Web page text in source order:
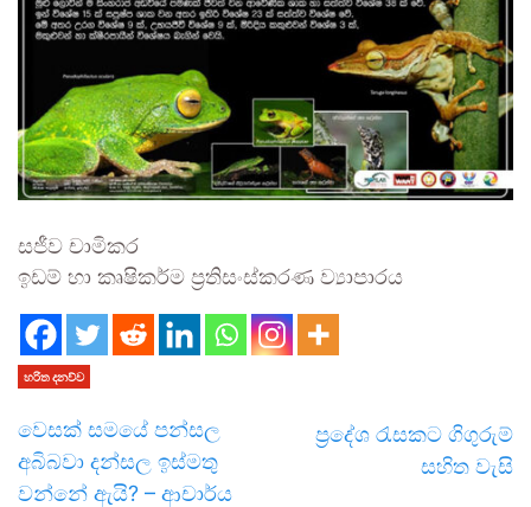
සජීව චාමිකර
ඉඩම් හා කෘෂිකර්ම ප්‍රතිසංස්කරණ ව්‍යාපාරය
හරිත දනව්ව
වෙසක් සමයේ පන්සල
අබිබවා දන්සල ඉස්මතු
වන්නේ ඇයි? – ආචාර්ය
ප්‍රදේශ රැසකට ගිගුරුම්
සහිත වැසි